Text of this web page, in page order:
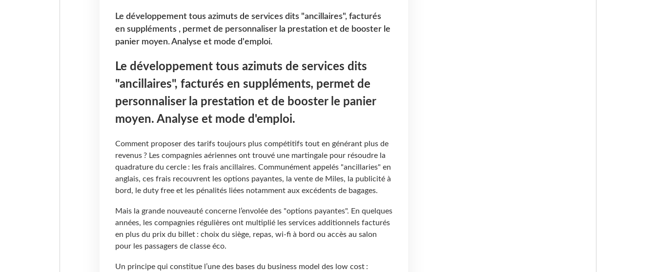
Le développement tous azimuts de services dits "ancillaires", facturés
en suppléments , permet de personnaliser la prestation et de booster le
panier moyen. Analyse et mode d'emploi.
Le développement tous azimuts de services dits
"ancillaires", facturés en suppléments, permet de
personnaliser la prestation et de booster le panier
moyen. Analyse et mode d'emploi.
Comment proposer des tarifs toujours plus compétitifs tout en générant plus de
revenus ? Les compagnies aériennes ont trouvé une martingale pour résoudre la
quadrature du cercle : les frais ancillaires. Communément appelés "ancillaries" en
anglais, ces frais recouvrent les options payantes, la vente de Miles, la publicité à
bord, le duty free et les pénalités liées notamment aux excédents de bagages.
Mais la grande nouveauté concerne l’envolée des "options payantes". En quelques
années, les compagnies régulières ont multiplié les services additionnels facturés
en plus du prix du billet : choix du siège, repas, wi-fi à bord ou accès au salon
pour les passagers de classe éco.
Un principe qui constitue l’une des bases du business model des low cost :